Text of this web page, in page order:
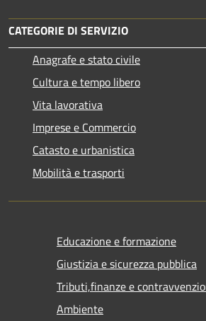
CATEGORIE DI SERVIZIO
Anagrafe e stato civile
Cultura e tempo libero
Vita lavorativa
Imprese e Commercio
Catasto e urbanistica
Mobilità e trasporti
Educazione e formazione
Giustizia e sicurezza pubblica
Tributi,finanze e
Ambiente